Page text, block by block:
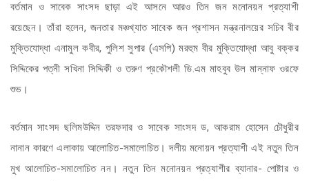
বর্তমান ও সাবেক সাংসদ ছাড়া এই আসনে আরও তিন জন মনোনয়ন প্রত্যাশী
রয়েছেন। তাঁরা হলেন, জনতার মঞ্চখ্যাত সাবেক জন প্রশাসন মন্ত্রনালয়ের সচিব বীর
মুক্তিযোদ্ধা এনামুল কবীর, পুলিশ সুপার (এসপি) মরহুম বীর মুক্তিযোদ্ধা আবু বক্কর
সিদ্দিকের পত্নী সখিনা সিদ্দিকী ও তরুণ প্রকৌশলী ডি.এম মাহবুব উল মান্নাফ ওরফে
শুভ।
বর্তমান সাংসদ ছলিমউদ্দিন তরফদার ও সাবেক সাংসদ ড, আকরাম হোসেন চৌধুরীর
নানান কারণে এলাকায় আলোচিত-সমালোচিত। দলীয় মনোয়ন প্রত্যাশী এই নতুন তিন
মুখ আলোচিত-সমালোচিত নন। নতুন তিন মনোনয়ন প্রত্যাশীর ব্যানার- পোষ্টার ও